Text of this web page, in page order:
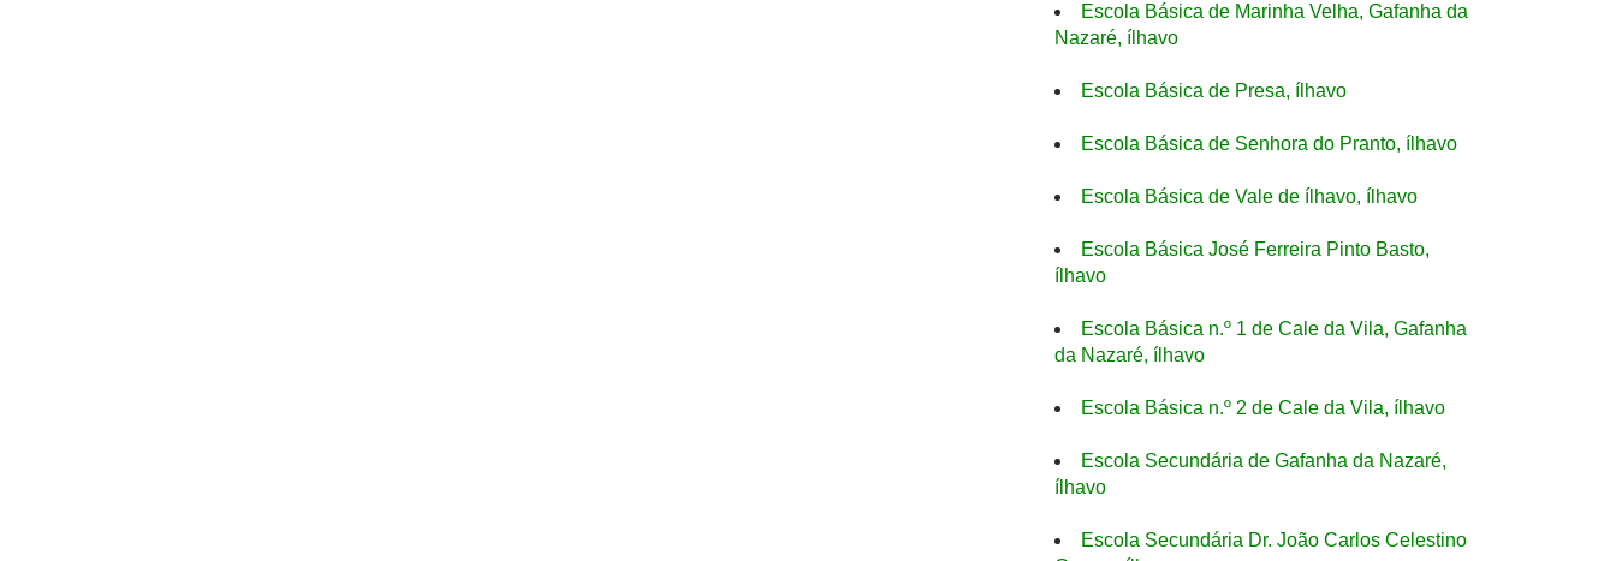
Escola Básica de Marinha Velha, Gafanha da
Nazaré, ílhavo
Escola Básica de Presa, ílhavo
Escola Básica de Senhora do Pranto, ílhavo
Escola Básica de Vale de ílhavo, ílhavo
Escola Básica José Ferreira Pinto Basto,
ílhavo
Escola Básica n.º 1 de Cale da Vila, Gafanha
da Nazaré, ílhavo
Escola Básica n.º 2 de Cale da Vila, ílhavo
Escola Secundária de Gafanha da Nazaré,
ílhavo
Escola Secundária Dr. João Carlos Celestino